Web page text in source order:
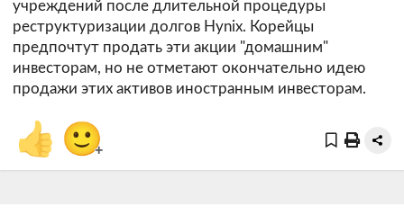
учреждений после длительной процедуры
реструктуризации долгов Hynix. Корейцы
предпочтут продать эти акции "домашним"
инвесторам, но не отметают окончательно идею
продажи этих активов иностранным инвесторам.
👍 🙂
+